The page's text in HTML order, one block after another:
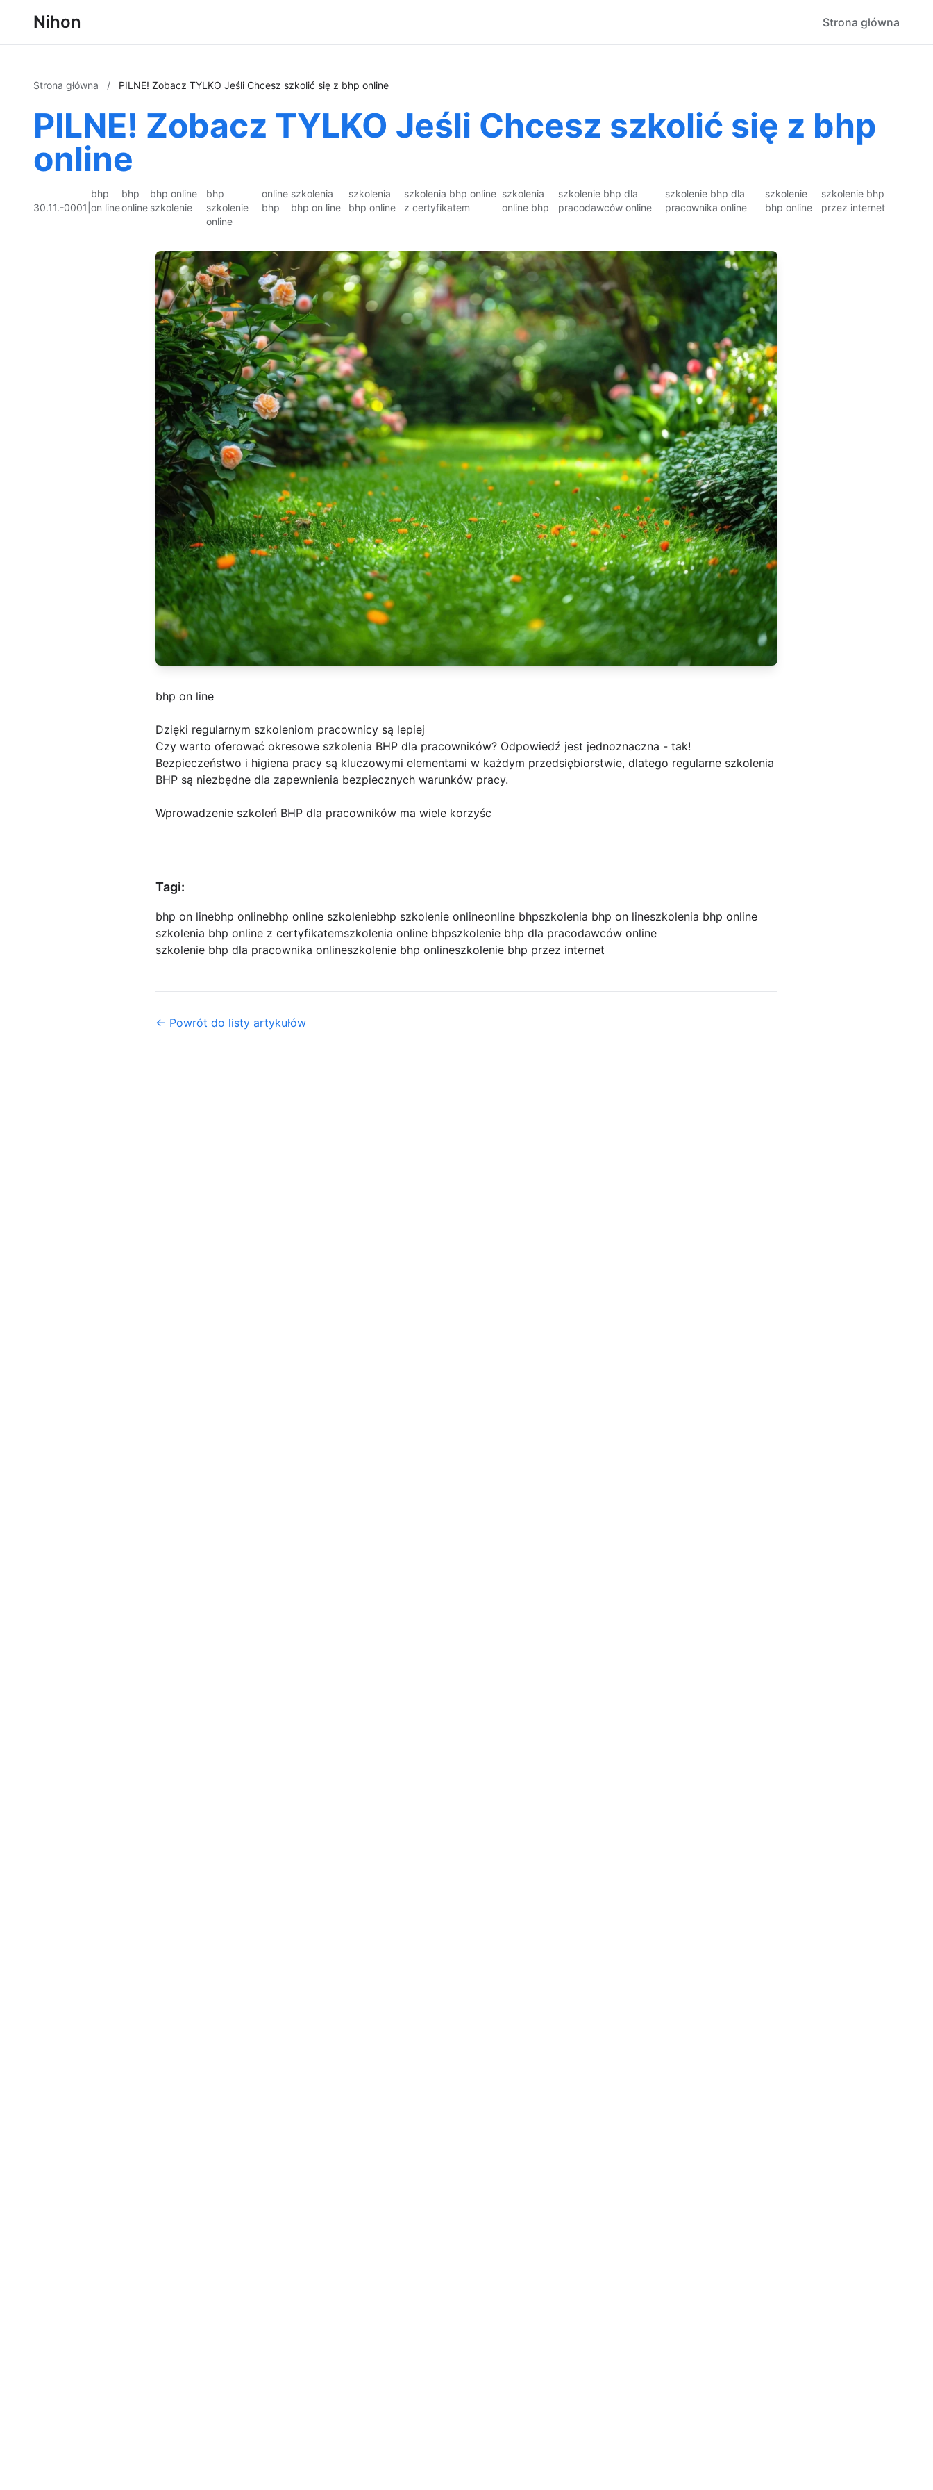
Nihon Strona główna
Strona główna / PILNE! Zobacz TYLKO Jeśli Chcesz szkolić się z bhp online
PILNE! Zobacz TYLKO Jeśli Chcesz szkolić się z bhp
online
30.11.-0001
bhp
on line
bhp
online
bhp online
szkolenie
bhp
szkolenie
online
online
bhp
szkolenia
bhp on line
szkolenia
bhp online
szkolenia bhp online
z certyfikatem
szkolenia
online bhp
szkolenie bhp dla
pracodawców online
szkolenie bhp dla
pracownika online
szkolenie
bhp online
szkolenie bhp
przez internet
bhp on line
Dzięki regularnym szkoleniom pracownicy są lepiej
Czy warto oferować okresowe szkolenia BHP dla pracowników? Odpowiedź jest jednoznaczna - tak!
Bezpieczeństwo i higiena pracy są kluczowymi elementami w każdym przedsiębiorstwie, dlatego regularne szkolenia
BHP są niezbędne dla zapewnienia bezpiecznych warunków pracy.
Wprowadzenie szkoleń BHP dla pracowników ma wiele korzyśc
Tagi:
bhp on linebhp onlinebhp online szkoleniebhp szkolenie onlineonline bhpszkolenia bhp on lineszkolenia bhp online
szkolenia bhp online z certyfikatemszkolenia online bhpszkolenie bhp dla pracodawców online
szkolenie bhp dla pracownika onlineszkolenie bhp onlineszkolenie bhp przez internet
← Powrót do listy artykułów